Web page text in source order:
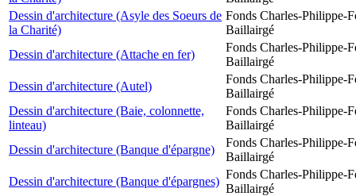
Dessin d'architecture (Asyle des Soeurs de
la Charité)
Fonds Charles-Philippe-
Baillairgé
Dessin d'architecture (Attache en fer)
Fonds Charles-Philippe-
Baillairgé
Dessin d'architecture (Autel)
Fonds Charles-Philippe-
Baillairgé
Dessin d'architecture (Baie, colonnette,
linteau)
Fonds Charles-Philippe-
Baillairgé
Dessin d'architecture (Banque d'épargne)
Fonds Charles-Philippe-
Baillairgé
Dessin d'architecture (Banque d'épargnes)
Fonds Charles-Philippe-
Baillairgé